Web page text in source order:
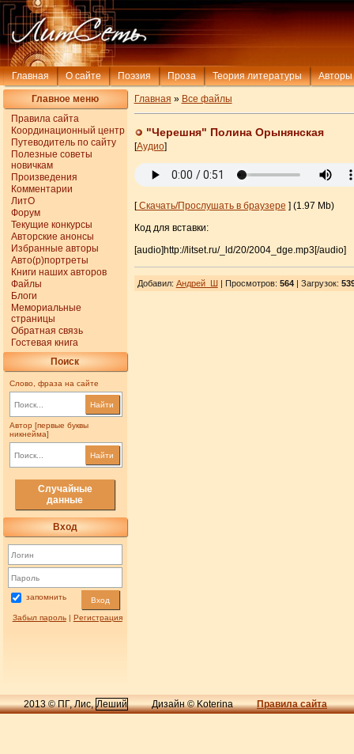
Главная О сайте Поэзия Проза Теория литературы Авторы
Главное меню
Правила сайта
Координационный центр
Путеводитель по сайту
Полезные советы
новичкам
Произведения
Комментарии
ЛитО
Форум
Текущие конкурсы
Авторские анонсы
Избранные авторы
Авто(р)портреты
Книги наших авторов
Файлы
Блоги
Мемориальные
страницы
Обратная связь
Гостевая книга
Поиск
Слово, фраза на сайте
Найти
Автор [первые буквы
никнейма]
Найти
Случайные
данные
Вход
запомнить Вход
Забыл пароль| Регистрация
Главная » Все файлы
"Черешня" Полина Орынянская
[Аудио]
[Скачать/Прослушать в браузере ] (1.97 Mb)
Код для вставки:
[audio]http://litset.ru/_ld/20/2004_dge.mp3[/audio]
Добавил: Андрей_Ш | Просмотров: 564| Загрузок:
2013 © ПГ, Лис,Леший Дизайн © Koterina Правила сайта